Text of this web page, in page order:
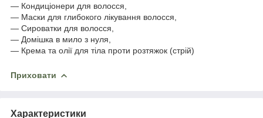
― Кондиціонери для волосся,
— Маски для глибокого лікування волосся,
― Сироватки для волосся,
— Домішка в мило з нуля,
― Крема та олії для тіла проти розтяжок (стрій)
Приховати
Характеристики